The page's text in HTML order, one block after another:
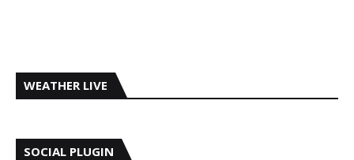
WEATHER LIVE
SOCIAL PLUGIN